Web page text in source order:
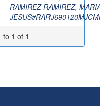
RAMIREZ RAMIREZ,
to 1 of 1